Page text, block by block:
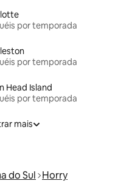
por temporada
por temporada
Head Island
por temporada
mais
do Sul Horry